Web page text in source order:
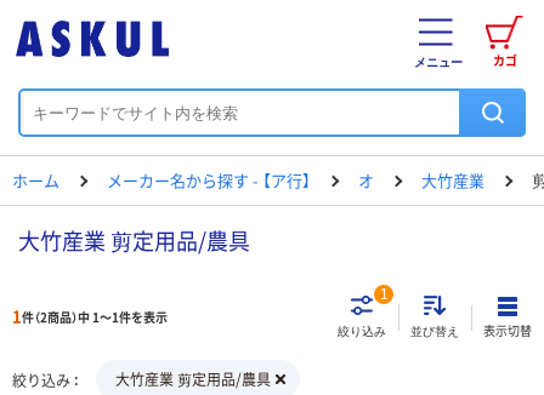
カゴ
メニュー
ホーム メーカー名から探す - 【ア行】 オ 大竹産業
大竹産業 剪定用品/農具
1件（2商品）中 1～1件を表示
絞り込み
1
並び替え 表示切替
絞り込み 大竹産業 剪定用品/農具